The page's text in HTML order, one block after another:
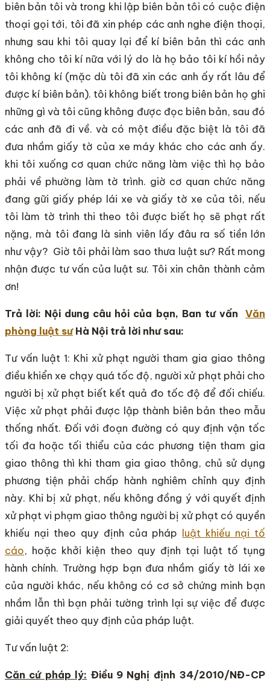
biên bản tôi và trong khi lập biên bản tôi có cuộc điện
thoại gọi tới, tôi đã xin phép các anh nghe điện thoại,
nhưng sau khi tôi quay lại để kí biên bản thì các anh
không cho tôi kí nữa với lý do là họ bảo tôi kí hồi nảy
tôi không kí (mặc dù tôi đã xin các anh ấy rất lâu để
được kí biên bản). tôi không biết trong biên bản họ ghi
những gì và tôi cũng không được đọc biên bản, sau đó
các anh đã đi về. và có một điều đặc biệt là tôi đã
đưa nhầm giấy tờ của xe máy khác cho các anh ấy.
khi tôi xuống cơ quan chức năng làm việc thì họ bảo
phải về phường làm tờ trình. giờ cơ quan chức năng
đang gữi giấy phép lái xe và giấy tờ xe của tôi, nếu
tôi làm tờ trình thi theo tôi được biết họ sẽ phạt rất
nặng, mà tôi đang là sinh viên lấy đâu ra số tiền lớn
như vậy? Giờ tôi phải làm sao thưa luật sư? Rất mong
nhận được tư vấn của luật sư. Tôi xin chân thành cảm
ơn!
Trả lời: Nội dung câu hỏi của bạn, Ban tư vấn Văn
phòng luật sưHà Nội trả lời như sau:
Tư vấn luật 1: Khi xử phạt người tham gia giao thông
điều khiển xe chạy quá tốc độ, người xử phạt phải cho
người bị xử phạt biết kết quả đo tốc độ để đối chiếu.
Việc xử phạt phải được lập thành biên bản theo mẫu
thống nhất. Đối với đoạn đường có quy định vận tốc
tối đa hoặc tối thiểu của các phương tiện tham gia
giao thông thì khi tham gia giao thông, chủ sử dụng
phương tiện phải chấp hành nghiêm chỉnh quy định
này. Khi bị xử phạt, nếu không đồng ý với quyết định
xử phạt vi phạm giao thông người bị xử phạt có quyền
khiếu nại theo quy định của pháp
luật khiếu nại tố
cáo, hoặc khởi kiện theo quy định tại luật tố tụng
hành chính. Trường hợp bạn đưa nhầm giấy tờ lái xe
của người khác, nếu không có cơ sở chứng minh bạn
nhầm lẫn thì bạn phải tường trình lại sự việc để được
giải quyết theo quy định của pháp luật.
Tư vấn luật 2:
Căn cứ pháp lý: Điều 9Nghị định 34/2010/NĐ-CP